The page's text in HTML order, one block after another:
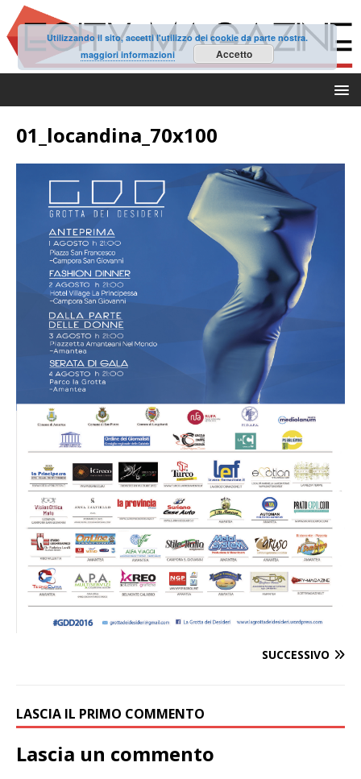
01_locandina_70x100
SUCCESSIVO
LASCIA IL PRIMO COMMENTO
Lascia un commento
Utilizzando il sito, accetti l'utilizzo dei cookie da parte nostra.
maggiori informazioni
Accetto